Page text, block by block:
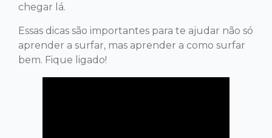
chegar lá.
Essas dicas são importantes para te ajudar não só
aprender a surfar, mas aprender a como surfar
bem. Fique ligado!